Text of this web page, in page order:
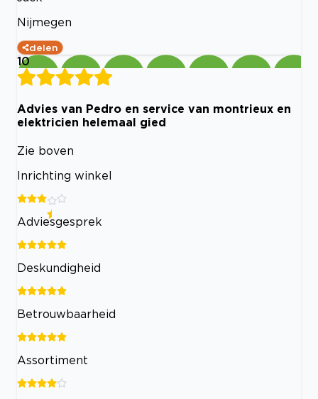
Nijmegen
delen
10
Advies van Pedro en service van montrieux en
elektricien helemaal gied
Zie boven
Inrichting winkel
Adviesgesprek
Deskundigheid
Betrouwbaarheid
Assortiment